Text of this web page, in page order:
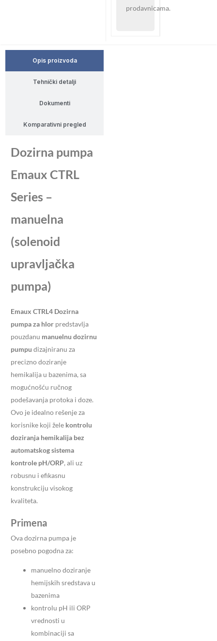
prodavnicama.
Opis proizvoda
Tehnički detalji
Dokumenti
Komparativni pregled
Dozirna pumpa
Emaux CTRL
Series –
manuelna
(solenoid
upravljačka
pumpa)
Emaux CTRL4 Dozirna
pumpa za hlor predstavlja
pouzdanu manuelnu dozirnu
pumpu dizajniranu za
precizno doziranje
hemikalija u bazenima, sa
mogućnošću ručnog
podešavanja protoka i doze.
Ovo je idealno rešenje za
korisnike koji žele kontrolu
doziranja hemikalija bez
automatskog sistema
kontrole pH/ORP, ali uz
robusnu i efikasnu
konstrukciju visokog
kvaliteta.
Primena
Ova dozirna pumpa je
posebno pogodna za:
manuelno doziranje
hemijskih sredstava u
bazenima
kontrolu pH ili ORP
vrednosti u
kombinaciji sa